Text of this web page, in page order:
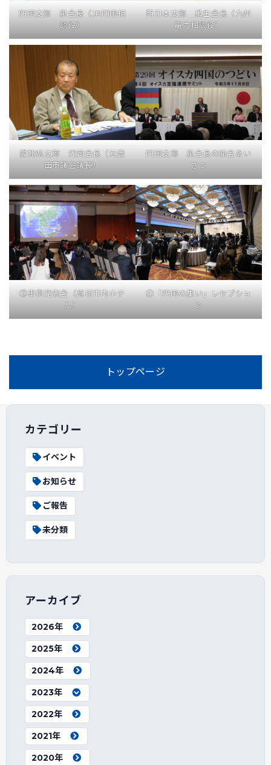
四国支部 泉会長（JR四国相
談役）
西日本支部 瓜生会長（九州
電力相談役）
愛知県支部 光岡会長（元豊
田市議会議長）
四国支部 泉会長の開会あい
さつ
③事例発表会（高松市内ホテ
ル）
④「四国の集い」レセプショ
ン
トップページ
カテゴリー
イベント
お知らせ
ご報告
未分類
アーカイブ
2026年
2025年
2024年
2023年
2022年
2021年
2020年